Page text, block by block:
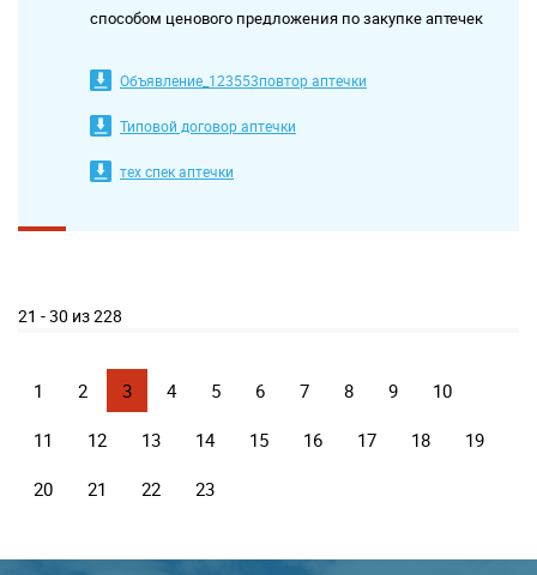
способом ценового предложения по закупке аптечек
Объявление_123553повтор аптечки
Типовой договор аптечки
тех спек аптечки
21 - 30 из 228
1 2 3 4 5 6 7 8 9 10
11 12 13 14 15 16 17 18 19
20 21 22 23